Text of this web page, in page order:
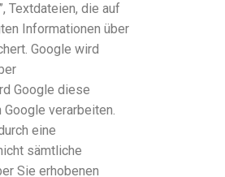
Textdateien, die auf
Informationen über
Google wird
Google diese
verarbeiten.
eine
sämtliche
Sie erhobenen